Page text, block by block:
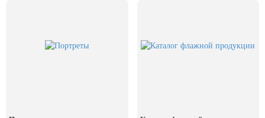
29 июня, День партизан и